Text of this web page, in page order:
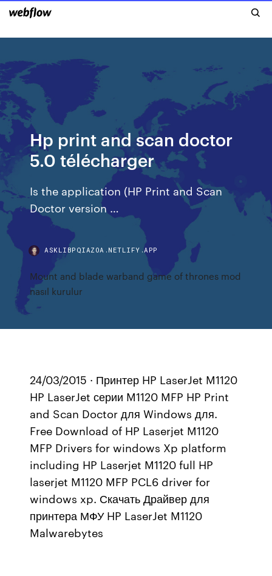
Hp print and scan doctor
5.0 télécharger
Is the application (HP Print and Scan
Doctor version …
ASKLIBPQIAZOA.NETLIFY.APP
Mount and blade warband game of thrones mod
nasıl kurulur
24/03/2015 · Принтер HP LaserJet M1120
HP LaserJet серии M1120 MFP HP Print
and Scan Doctor для Windows для.
Free Download of HP Laserjet M1120
MFP Drivers for windows Xp platform
including HP Laserjet M1120 full HP
laserjet M1120 MFP PCL6 driver for
windows xp. Скачать Драйвер для
принтера МФУ HP LaserJet M1120
Malwarebytes